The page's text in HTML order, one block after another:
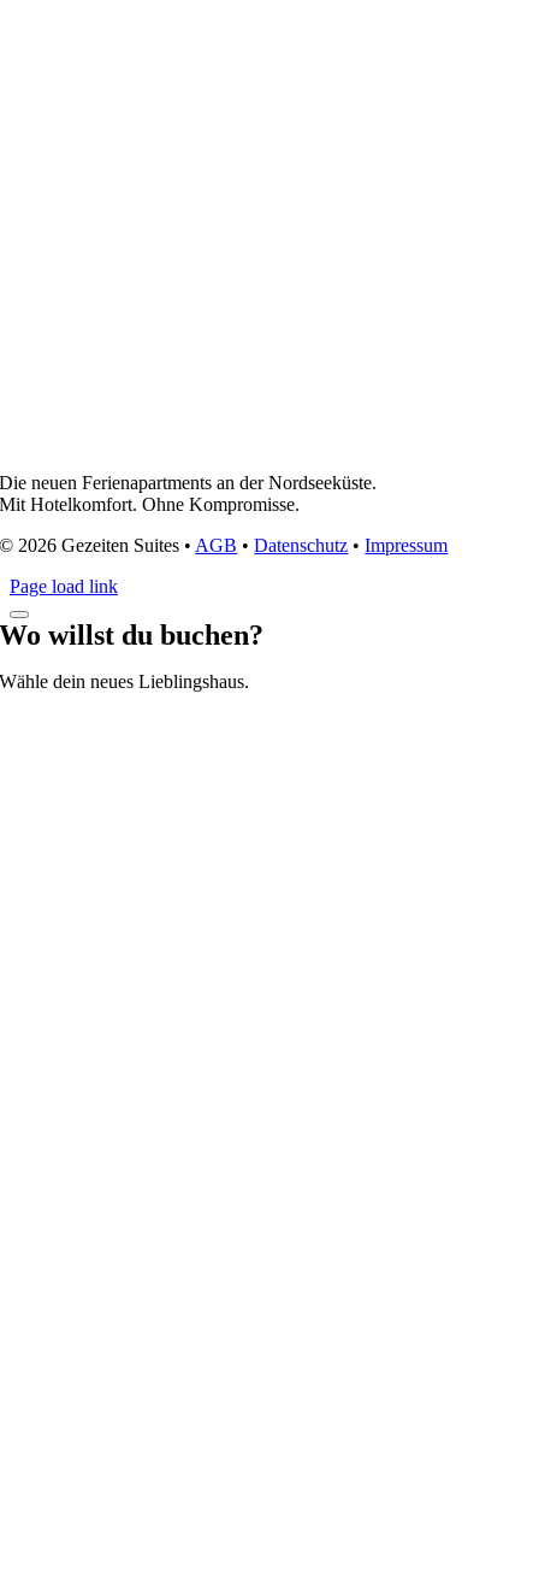
Die neuen Ferienapartments an der Nordseeküste.
Mit Hotelkomfort. Ohne Kompromisse.
© 2026 Gezeiten Suites • AGB •Datenschutz •Impressum
Page load link
Wo willst du buchen?
Wähle dein neues Lieblingshaus.